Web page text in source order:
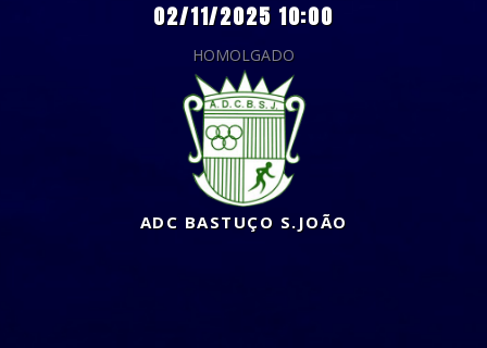
02/11/2025 10:00
HOMOLGADO
ADC BASTUÇO S.JOÃO